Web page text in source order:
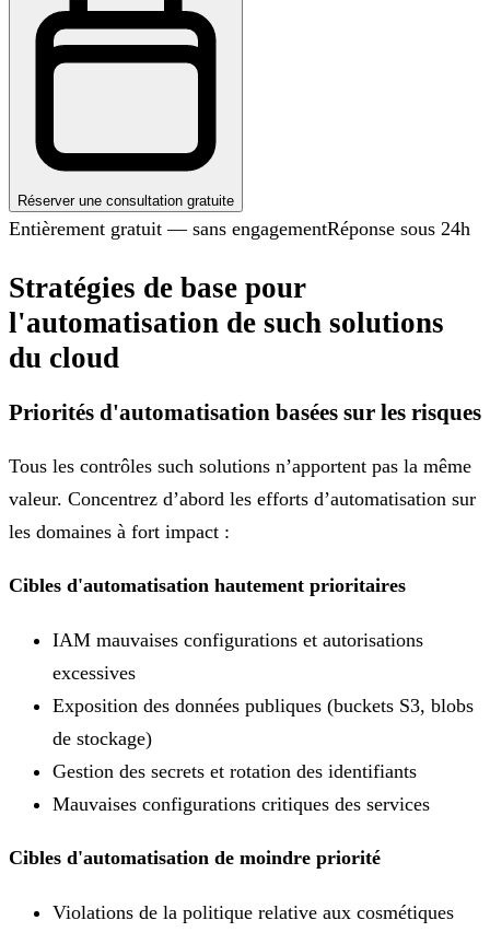
Réserver une consultation gratuite
Entièrement gratuit — sans engagementRéponse sous 24h
Stratégies de base pour
l'automatisation de such solutions
du cloud
Priorités d'automatisation basées sur les risques
Tous les contrôles such solutions n’apportent pas la même
valeur. Concentrez d’abord les efforts d’automatisation sur
les domaines à fort impact :
Cibles d'automatisation hautement prioritaires
IAM mauvaises configurations et autorisations
excessives
Exposition des données publiques (buckets S3, blobs
de stockage)
Gestion des secrets et rotation des identifiants
Mauvaises configurations critiques des services
Cibles d'automatisation de moindre priorité
Violations de la politique relative aux cosmétiques